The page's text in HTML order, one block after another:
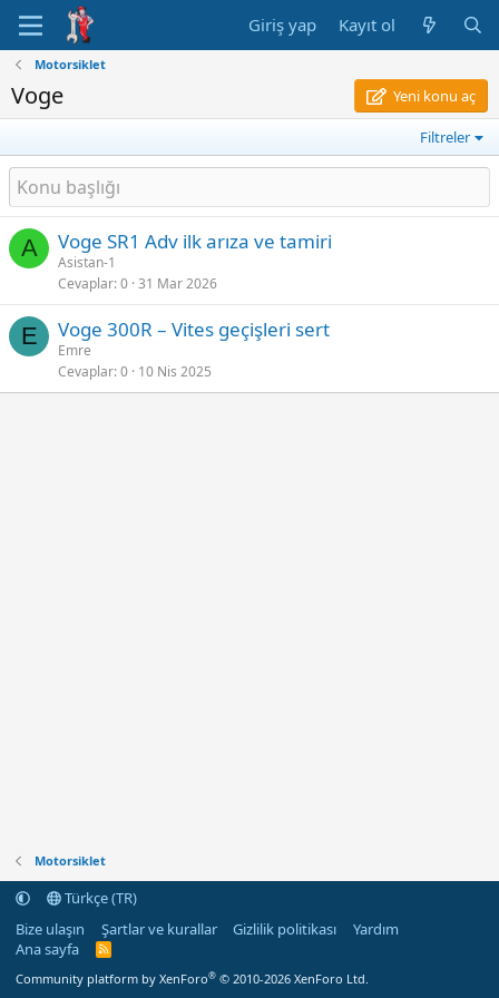
Giriş yap Kayıt ol
Motorsiklet
Voge Yeni konu aç
Filtreler
A Voge SR1 Adv ilk arıza ve tamiri
Asistan-1
Cevaplar 0 31 Mar 2026
E Voge 300R – Vites geçişleri sert
Emre
Cevaplar 0 10 Nis 2025
Motorsiklet
Türkçe (TR)
Bize ulaşın
Şartlar ve kurallar Gizlilik politikası
Yardım
Ana sayfa
R
S
Community platform by XenForo® © 2010-2026 XenForo Ltd.